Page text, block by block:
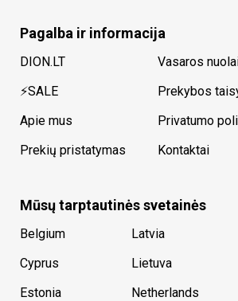
Pagalba ir informacija
DION.LT
⚡SALE
Apie mus
Prekių pristatymas
Vasaros
Prekybos
Privatumo
Kontaktai
Mūsų tarptautinės svetainės
Belgium
Cyprus
Estonia
Latvia
Lietuva
Netherlands